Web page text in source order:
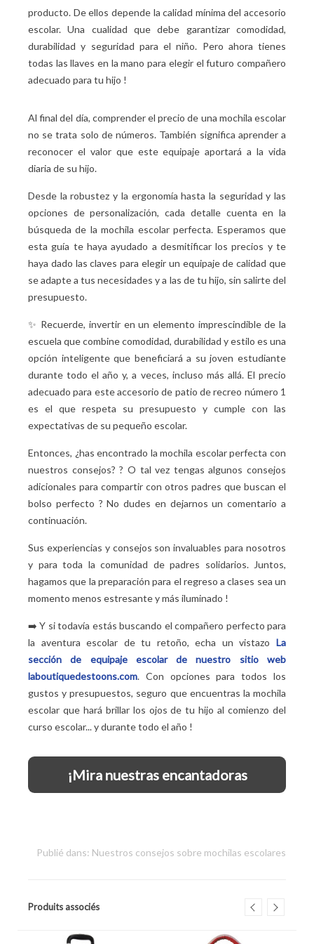
producto. De ellos depende la calidad mínima del accesorio
escolar. Una cualidad que debe garantizar comodidad,
durabilidad y seguridad para el niño. Pero ahora tienes
todas las llaves en la mano para elegir el futuro compañero
adecuado para tu hijo !
Al final del día, comprender el precio de una mochila escolar
no se trata solo de números. También significa aprender a
reconocer el valor que este equipaje aportará a la vida
diaria de su hijo.
Desde la robustez y la ergonomía hasta la seguridad y las
opciones de personalización, cada detalle cuenta en la
búsqueda de la mochila escolar perfecta. Esperamos que
esta guía te haya ayudado a desmitificar los precios y te
haya dado las claves para elegir un equipaje de calidad que
se adapte a tus necesidades y a las de tu hijo, sin salirte del
presupuesto.
✨ Recuerde, invertir en un elemento imprescindible de la
escuela que combine comodidad, durabilidad y estilo es una
opción inteligente que beneficiará a su joven estudiante
durante todo el año y, a veces, incluso más allá. El precio
adecuado para este accesorio de patio de recreo número 1
es el que respeta su presupuesto y cumple con las
expectativas de su pequeño escolar.
Entonces, ¿has encontrado la mochila escolar perfecta con
nuestros consejos? ? O tal vez tengas algunos consejos
adicionales para compartir con otros padres que buscan el
bolso perfecto ? No dudes en dejarnos un comentario a
continuación.
Sus experiencias y consejos son invaluables para nosotros
y para toda la comunidad de padres solidarios. Juntos,
hagamos que la preparación para el regreso a clases sea un
momento menos estresante y más iluminado !
➡️ Y si todavía estás buscando el compañero perfecto para
la aventura escolar de tu retoño, echa un vistazo La
sección de equipaje escolar de nuestro sitio web
laboutiquedestoons.com. Con opciones para todos los
gustos y presupuestos, seguro que encuentras la mochila
escolar que hará brillar los ojos de tu hijo al comienzo del
curso escolar... y durante todo el año !
¡Mira nuestras encantadoras
Publié dans: Nuestros consejos sobre mochilas escolares
Produits associés